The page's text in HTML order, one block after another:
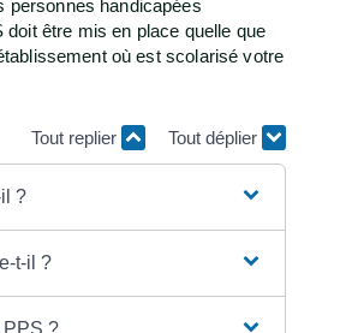
personnes handicapées
doit être mis en place quelle que
où est scolarisé votre
Tout replier Tout déplier
?
t-il ?
PPS ?